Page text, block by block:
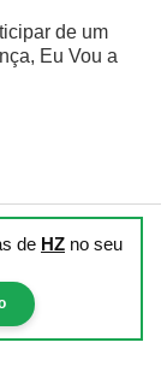
de um
Eu Vou a
de HZ no seu